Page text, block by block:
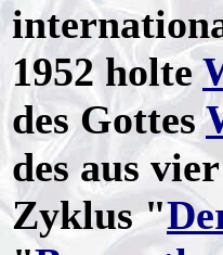
1952 holte
des Gottes
des aus
Zyklus "